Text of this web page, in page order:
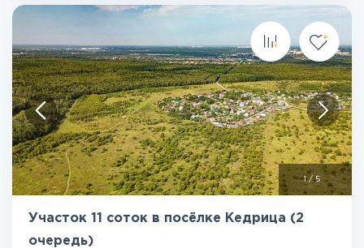
1/5
Участок 11 соток в посёлке Кедрица (2
очередь)